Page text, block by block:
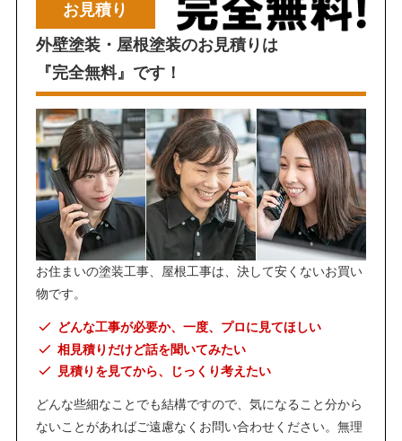
お見積り
外壁塗装・屋根塗装のお見積りは
『完全無料』です！
お住まいの塗装工事、屋根工事は、決して安くないお買い
物です。
どんな工事が必要か、一度、プロに見てほしい
相見積りだけど話を聞いてみたい
見積りを見てから、じっくり考えたい
どんな些細なことでも結構ですので、気になること分から
ないことがあればご遠慮なくお問い合わせください。無理